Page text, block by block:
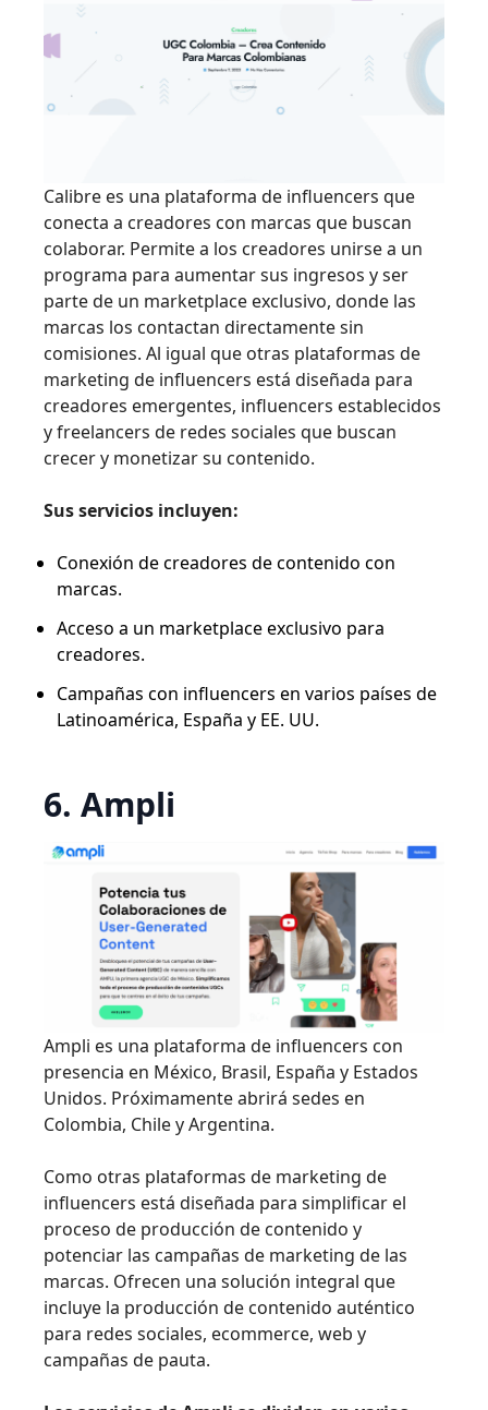
Calibre es una plataforma de influencers que
conecta a creadores con marcas que buscan
colaborar. Permite a los creadores unirse a un
programa para aumentar sus ingresos y ser
parte de un marketplace exclusivo, donde las
marcas los contactan directamente sin
comisiones. Al igual que otras plataformas de
marketing de influencers está diseñada para
creadores emergentes, influencers establecidos
y freelancers de redes sociales que buscan
crecer y monetizar su contenido.
Sus servicios incluyen:
Conexión de creadores de contenido con
marcas.
Acceso a un marketplace exclusivo para
creadores.
Campañas con influencers en varios países de
Latinoamérica, España y EE. UU.
6. Ampli
Ampli es una plataforma de influencers con
presencia en México, Brasil, España y Estados
Unidos. Próximamente abrirá sedes en
Colombia, Chile y Argentina.
Como otras plataformas de marketing de
influencers está diseñada para simplificar el
proceso de producción de contenido y
potenciar las campañas de marketing de las
marcas. Ofrecen una solución integral que
incluye la producción de contenido auténtico
para redes sociales, ecommerce, web y
campañas de pauta.